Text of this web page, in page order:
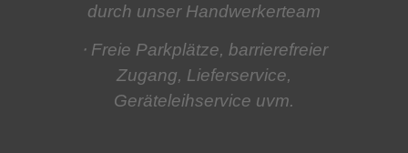
durch unser Handwerkerteam
⋅ Freie Parkplätze, barrierefreier
Zugang, Lieferservice,
Geräteleihservice uvm.